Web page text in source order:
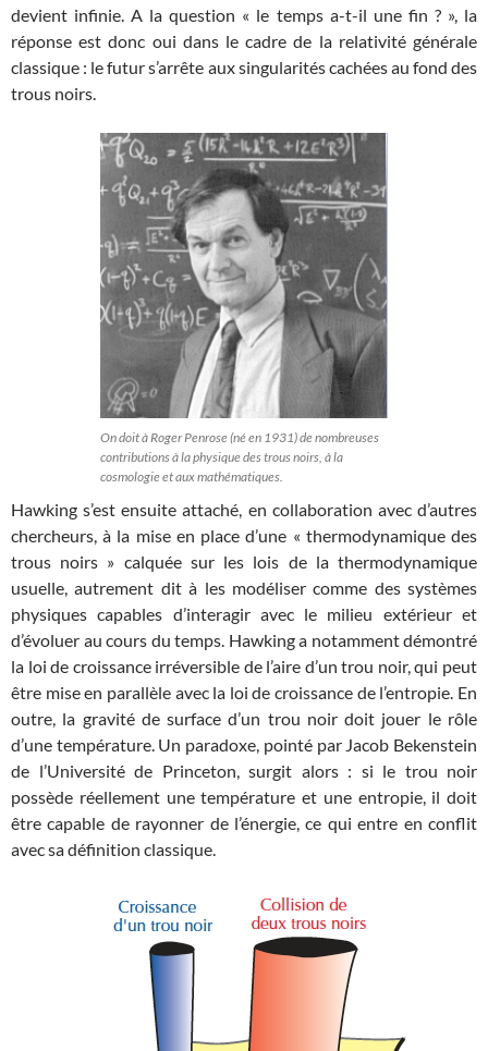
devient infinie. A la question « le temps a-t-il une fin ? », la
réponse est donc oui dans le cadre de la relativité générale
classique : le futur s’arrête aux singularités cachées au fond des
trous noirs.
On doit à Roger Penrose (né en 1931) de nombreuses
contributions à la physique des trous noirs, à la
cosmologie et aux mathématiques.
Hawking s’est ensuite attaché, en collaboration avec d’autres
chercheurs, à la mise en place d’une « thermodynamique des
trous noirs » calquée sur les lois de la thermodynamique
usuelle, autrement dit à les modéliser comme des systèmes
physiques capables d’interagir avec le milieu extérieur et
d’évoluer au cours du temps. Hawking a notamment démontré
la loi de croissance irréversible de l’aire d’un trou noir, qui peut
être mise en parallèle avec la loi de croissance de l’entropie. En
outre, la gravité de surface d’un trou noir doit jouer le rôle
d’une température. Un paradoxe, pointé par Jacob Bekenstein
de l’Université de Princeton, surgit alors : si le trou noir
possède réellement une température et une entropie, il doit
être capable de rayonner de l’énergie, ce qui entre en conflit
avec sa définition classique.